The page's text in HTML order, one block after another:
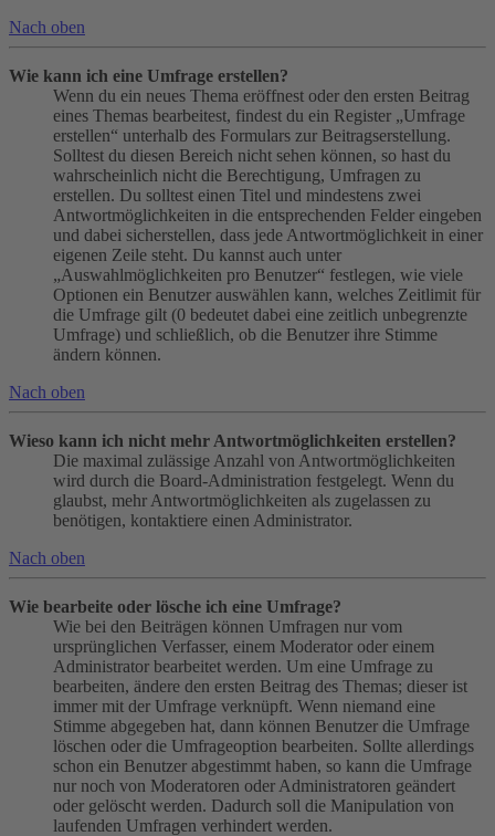
Nach oben
Wie kann ich eine Umfrage erstellen?
Wenn du ein neues Thema eröffnest oder den ersten Beitrag
eines Themas bearbeitest, findest du ein Register „Umfrage
erstellen“ unterhalb des Formulars zur Beitragserstellung.
Solltest du diesen Bereich nicht sehen können, so hast du
wahrscheinlich nicht die Berechtigung, Umfragen zu
erstellen. Du solltest einen Titel und mindestens zwei
Antwortmöglichkeiten in die entsprechenden Felder eingeben
und dabei sicherstellen, dass jede Antwortmöglichkeit in einer
eigenen Zeile steht. Du kannst auch unter
„Auswahlmöglichkeiten pro Benutzer“ festlegen, wie viele
Optionen ein Benutzer auswählen kann, welches Zeitlimit für
die Umfrage gilt (0 bedeutet dabei eine zeitlich unbegrenzte
Umfrage) und schließlich, ob die Benutzer ihre Stimme
ändern können.
Nach oben
Wieso kann ich nicht mehr Antwortmöglichkeiten erstellen?
Die maximal zulässige Anzahl von Antwortmöglichkeiten
wird durch die Board-Administration festgelegt. Wenn du
glaubst, mehr Antwortmöglichkeiten als zugelassen zu
benötigen, kontaktiere einen Administrator.
Nach oben
Wie bearbeite oder lösche ich eine Umfrage?
Wie bei den Beiträgen können Umfragen nur vom
ursprünglichen Verfasser, einem Moderator oder einem
Administrator bearbeitet werden. Um eine Umfrage zu
bearbeiten, ändere den ersten Beitrag des Themas; dieser ist
immer mit der Umfrage verknüpft. Wenn niemand eine
Stimme abgegeben hat, dann können Benutzer die Umfrage
löschen oder die Umfrageoption bearbeiten. Sollte allerdings
schon ein Benutzer abgestimmt haben, so kann die Umfrage
nur noch von Moderatoren oder Administratoren geändert
oder gelöscht werden. Dadurch soll die Manipulation von
laufenden Umfragen verhindert werden.